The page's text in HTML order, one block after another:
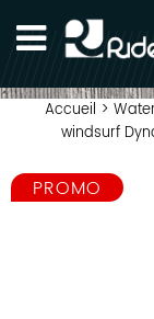
Accueil >
windsurf
PROMO